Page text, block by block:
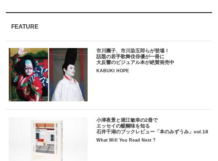
FEATURE
市川團子、市川染五郎らが登場！
話題の若手歌舞伎俳優が一冊に
大反響のビジュアル本が絶賛発売中
KABUKI HOPE
小津夜景と堀江敏幸の2冊で
エッセイの醍醐味を知る
石井千湖のブックレビュー「本のみずうみ」vol.18
What Will You Read Next ?